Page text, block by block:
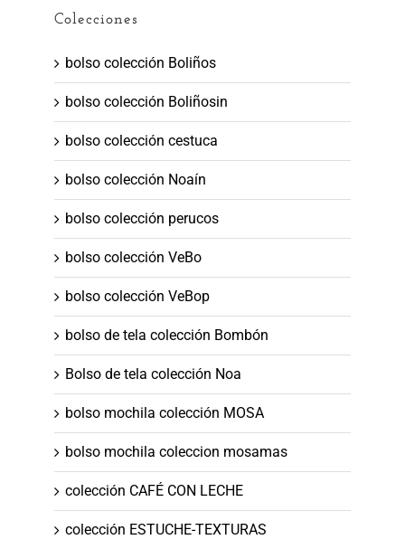
Colecciones
bolso colección Boliños
bolso colección Boliñosin
bolso colección cestuca
bolso colección Noaín
bolso colección perucos
bolso colección VeBo
bolso colección VeBop
bolso de tela colección Bombón
Bolso de tela colección Noa
bolso mochila colección MOSA
bolso mochila coleccion mosamas
colección CAFÉ CON LECHE
colección ESTUCHE-TEXTURAS